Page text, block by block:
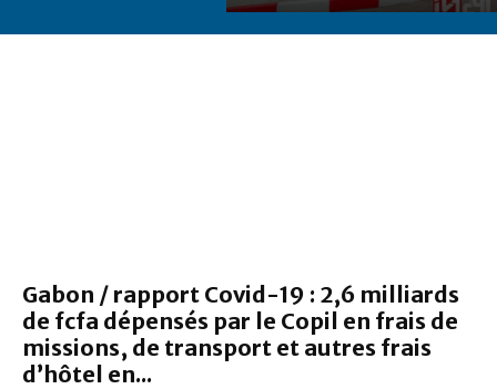
Gabon / rapport Covid-19 : 2,6 milliards
de fcfa dépensés par le Copil en frais de
missions, de transport et autres frais
d’hôtel en...